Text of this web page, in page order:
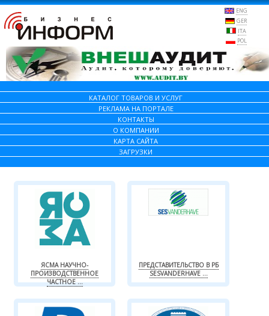
ENG
GER
ITA
POL
КАТАЛОГ ТОВАРОВ И УСЛУГ
РЕКЛАМА НА ПОРТАЛЕ
КОНТАКТЫ
О КОМПАНИИ
КАРТА САЙТА
ЗАГРУЗКИ
ЯСМА НАУЧНО-
ПРОИЗВОДСТВЕННОЕ
ЧАСТНОЕ ...
ПРЕДСТАВИТЕЛЬСТВО В РБ
SESVANDERHAVE ...